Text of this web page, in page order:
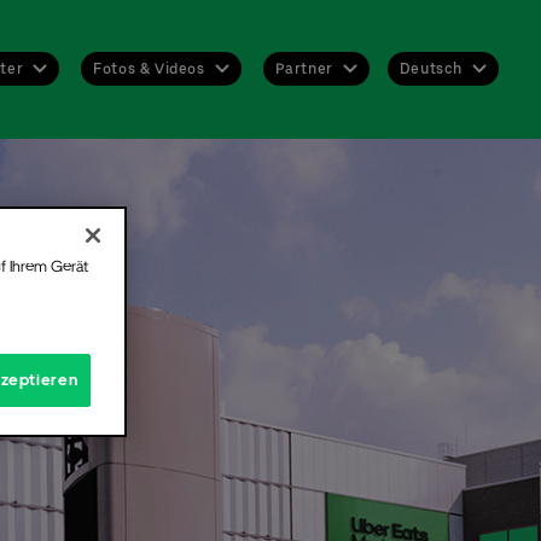
Fotos & Videos Partner Deutsch
Ihrem Gerät